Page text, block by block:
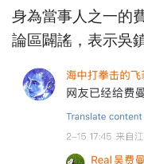
身為當事人之一的
論區闢謠，表示吳